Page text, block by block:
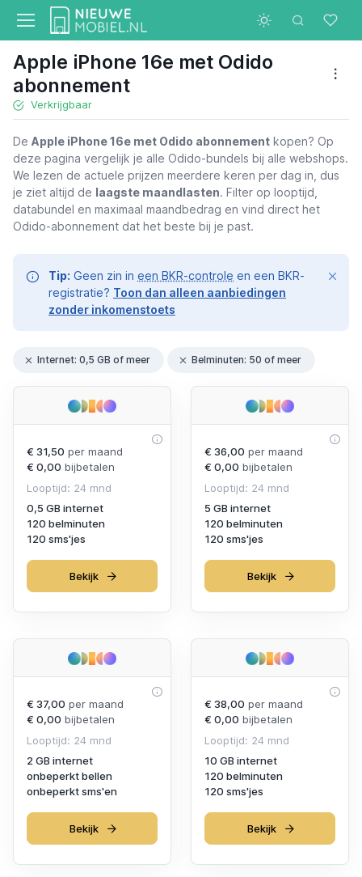
Apple iPhone 16e met Odido
abonnement
Verkrijgbaar
De Apple iPhone 16e met Odido abonnement kopen? Op
deze pagina vergelijk je alle Odido-bundels bij alle webshops.
We lezen de actuele prijzen meerdere keren per dag in, dus
je ziet altijd de laagste maandlasten. Filter op looptijd,
databundel en maximaal maandbedrag en vind direct het
Odido-abonnement dat het beste bij je past.
Tip: Geen zin in een BKR-controle en een BKR-
registratie? Toon dan alleen aanbiedingen
zonder inkomenstoets
Internet: 0,5 GB of meer Belminuten: 50 of meer
€ 31,50 per maand
€ 0,00 bijbetalen
Looptijd: 24 mnd
0,5 GB internet
120 belminuten
120 sms'jes
Bekijk
€ 36,00 per maand
€ 0,00 bijbetalen
Looptijd: 24 mnd
5 GB internet
120 belminuten
120 sms'jes
Bekijk
€ 37,00 per maand
€ 0,00 bijbetalen
Looptijd: 24 mnd
2 GB internet
onbeperkt bellen
onbeperkt sms'en
Bekijk
€ 38,00 per maand
€ 0,00 bijbetalen
Looptijd: 24 mnd
10 GB internet
120 belminuten
120 sms'jes
Bekijk